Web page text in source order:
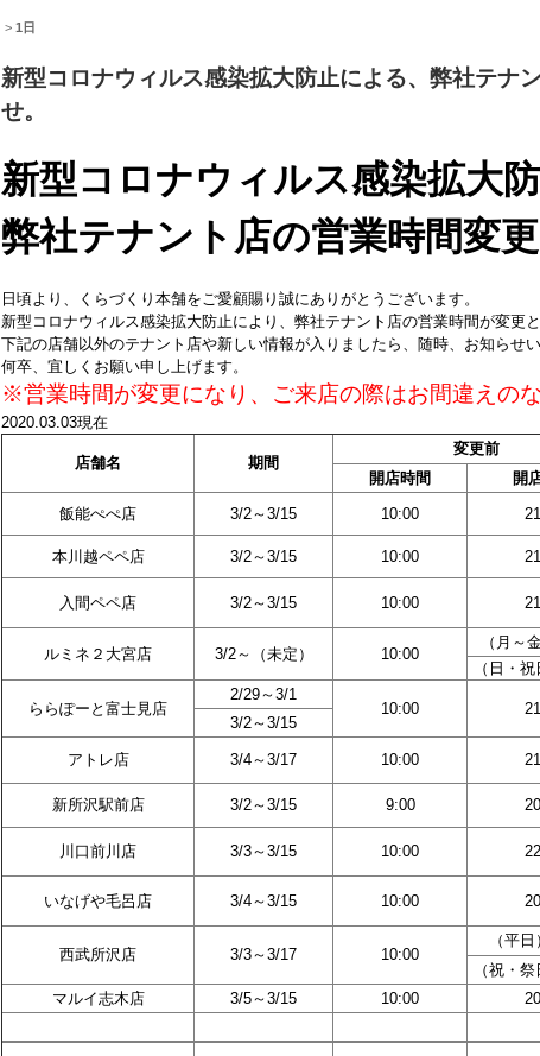
> 1日
新型コロナウィルス感染拡大防止による、弊社テナ
せ。
新型コロナウィルス感染拡大
弊社テナント店の営業時間変更
日頃より、くらづくり本舗をご愛顧賜り誠にありがとうございます。
新型コロナウィルス感染拡大防止により、弊社テナント店の営業時間が変更
下記の店舗以外のテナント店や新しい情報が入りましたら、随時、お知らせい
何卒、宜しくお願い申し上げます。
※営業時間が変更になり、ご来店の際はお間違えの
2020.03.03現在
店舗名 期間
変更前
開店時間
開
飯能ぺぺ店
3/2～3/15 10:00
本川越ペペ店 3/2～3/15 10:00
入間ペペ店 3/2～3/15 10:00
ルミネ２大宮店 3/2～（未定） 10:00
（月～
（日・
ららぽーと富士見店
2/29～3/1
10:00
3/2～3/15
アトレ店 3/4～3/17 10:00
新所沢駅前店 3/2～3/15 9:00
川口前川店 3/3～3/15 10:00
いなげや毛呂店 3/4～3/15 10:00
西武所沢店 3/3～3/17 10:00
（平
（祝・
マルイ志木店
3/5～3/15 10:00